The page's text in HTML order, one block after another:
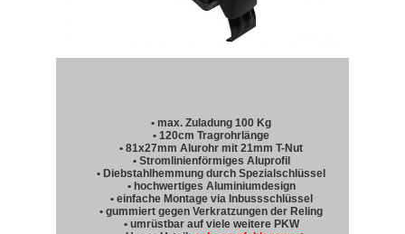
• max. Zuladung 100 Kg
• 120cm Tragrohrlänge
• 81x27mm Alurohr mit 21mm T-Nut
• Stromlinienförmiges Aluprofil
• Diebstahlhemmung durch Spezialschlüssel
• hochwertiges Aluminiumdesign
• einfache Montage via Inbussschlüssel
• gummiert gegen Verkratzungen der Reling
• umrüstbar auf viele weitere PKW